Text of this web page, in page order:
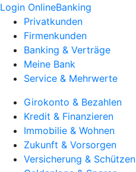
Login OnlineBanking
Privatkunden
Firmenkunden
Banking & Verträge
Meine Bank
Service & Mehrwerte
Girokonto & Bezahlen
Kredit & Finanzieren
Immobilie & Wohnen
Zukunft & Vorsorgen
Versicherung & Schützen